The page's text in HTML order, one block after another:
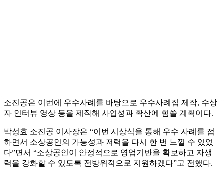
소진공은 이번에 우수사례를 바탕으로 우수사례집 제작, 수상
자 인터뷰 영상 등을 제작해 사업성과 확산에 힘쓸 계획이다.
박성효 소진공 이사장은 “이번 시상식을 통해 우수 사례를 접
하면서 소상공인의 가능성과 저력을 다시 한 번 느낄 수 있었
다”면서 “소상공인이 안정적으로 영업기반을 확보하고 자생
력을 강화할 수 있도록 전방위적으로 지원하겠다”고 전했다.